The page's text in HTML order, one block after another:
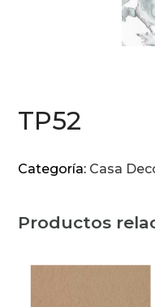
TP52
Categoría: Casa
Productos